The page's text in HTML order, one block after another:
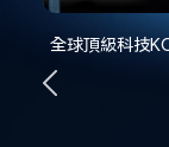
全球頂級科技